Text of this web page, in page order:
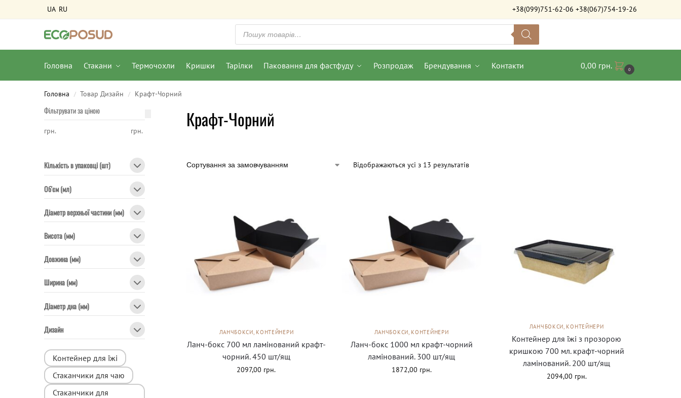
UA RU +38(099)751-62-06 +38(067)754-19-26
Головна Стакани Термочохли Кришки Тарілки Паковання для фастфуду Розпродаж Брендування Контакти 0,00 грн. 0
Головна / Товар Дизайн / Крафт-Чорний
Крафт-Чорний
Відображаються усі з 13 результатів
ЛАНЧБОКСИ, КОНТЕЙНЕРИ
Ланч-бокс 700 мл ламінований крафт-
чорний. 450 шт/ящ
2097,00 грн.
ЛАНЧБОКСИ, КОНТЕЙНЕРИ
Ланч-бокс 1000 мл крафт-чорний
ламінований. 300 шт/ящ
1872,00 грн.
ЛАНЧБОКСИ, КОНТЕЙНЕРИ
Контейнер для їжі з прозорою
кришкою 700 мл. крафт-чорний
ламінований. 200 шт/ящ
2094,00 грн.
Фільтрувати за ціною
грн. грн.
Кількість в упаковці (шт)
Об'єм (мл)
Діаметр верхньої частини (мм)
Висота (мм)
Довжина (мм)
Ширина (мм)
Діаметр дна (мм)
Дизайн
Контейнер для їжі
Стаканчики для чаю
Стаканчики для